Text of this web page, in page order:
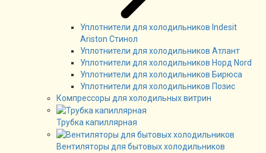
Уплотнители для холодильников Indesit
Ariston Стинол
Уплотнители для холодильников Атлант
Уплотнители для холодильников Норд Nord
Уплотнители для холодильников Бирюса
Уплотнители для холодильников Позис
Компрессоры для холодильных витрин
Трубка капиллярная
Вентиляторы для бытовых холодильников